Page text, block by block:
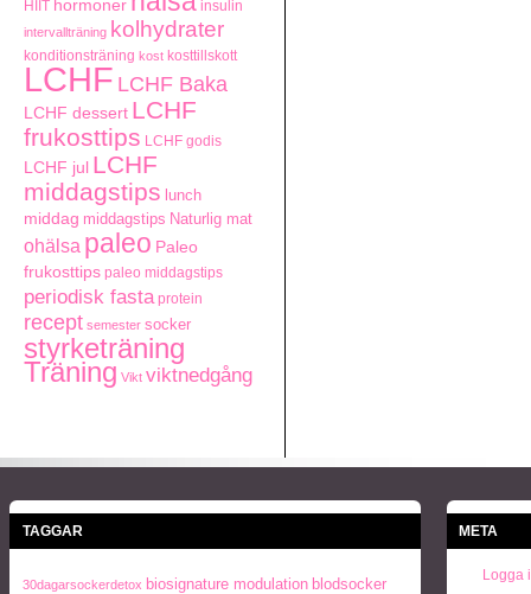
HIIT hormoner insulin
intervallträning kolhydrater
konditionsträning kost kosttillskott
LCHF LCHF Baka
LCHF dessert LCHF
frukosttips LCHF godis
LCHF jul LCHF
middagstips lunch
middag middagstips Naturlig mat
ohälsa paleo Paleo
frukosttips paleo middagstips
periodisk fasta protein
recept semester socker
styrketräning
Träning Vikt viktnedgång
TAGGAR
30dagarsockerdetox biosignature modulation blodsocker
META
Logga